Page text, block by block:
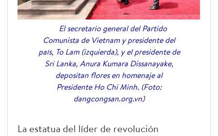
El secretario general del Partido
Comunista de Vietnam y presidente del
país, To Lam (izquierda), y el presidente de
Sri Lanka, Anura Kumara Dissanayake,
depositan flores en homenaje al
Presidente Ho Chi Minh. (Foto:
dangcongsan.org.vn)
La estatua del líder de revolución